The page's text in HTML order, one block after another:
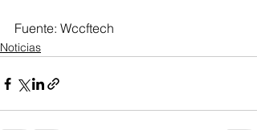
Fuente: Wccftech
Noticias